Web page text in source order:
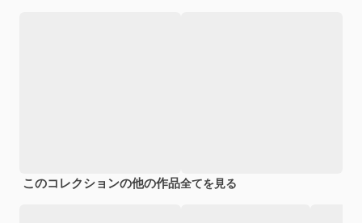
このコレクションの他の作品全てを見る